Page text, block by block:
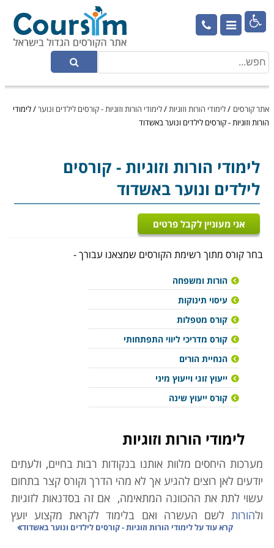

אתר קורסים /לימודי הורות וזוגיות/לימודי הורות וזוגיות - קורסים לילדים ונוער/לימודי
הורות וזוגיות - קורסים לילדים ונוער באשדוד
לימודי הורות וזוגיות- קורסים
לילדים ונוער באשדוד
אני מעוניין לקבל פרטים
בחר קורס מתוך רשימת הקורסים שמצאנו עבורך -
הורות ומשפחה
עיסוי תינוקות
קורס מטפלות
קורס מדריכי ליווי התפתחותי
הנחיית הורים
ייעוץ זוגי וייעוץ מיני
קורס ייעוץ שינה
לימודי הורות וזוגיות
מערכות היחסים מלוות אותנו בנקודות רבות בחיים, ולעתים
יודעים לאן רוצים להגיע אך לא מהי הדרך וקורס קצר בתחום
עשוי לתת את ההכוונה המתאימה, אם זה בסדנאות לזוגיות
ולהורות לשם העשרה ואם בלימוד לקראת מקצוע יועץ
מומחה באחד התחומים הללו.
קרא עוד עללימודי הורות וזוגיות - קורסים לילדים ונוער באשדוד